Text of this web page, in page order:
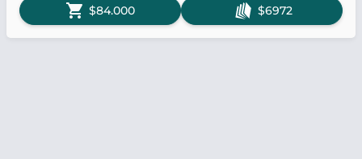
shopping_cart $84.000 $6972